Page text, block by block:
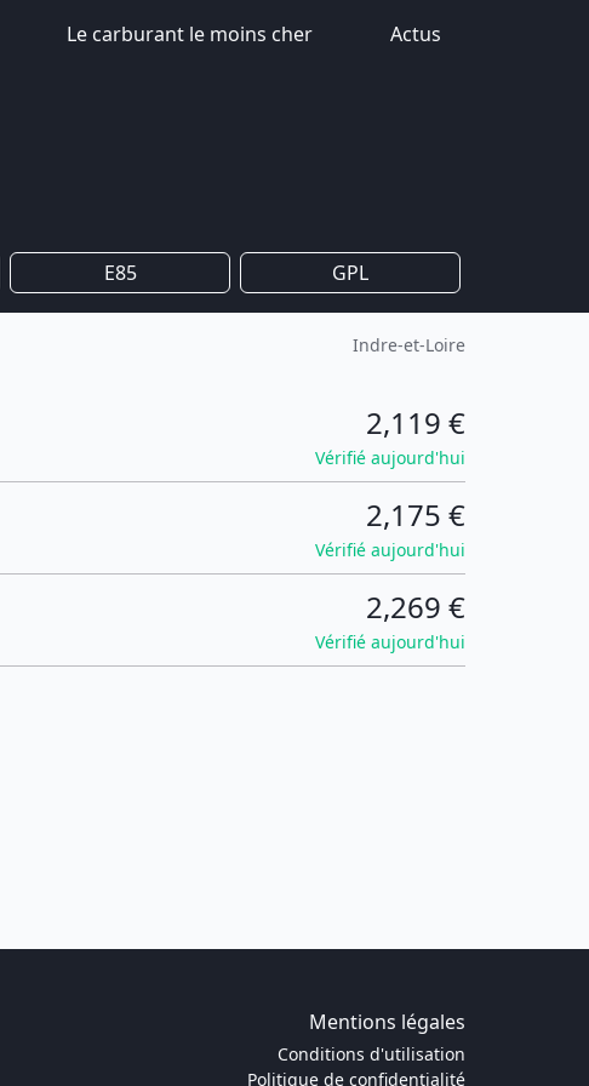
Le carburant le moins cher Actus
E85 GPL
Indre-et-Loire
2,119 €
Vérifié aujourd'hui
2,175 €
Vérifié aujourd'hui
2,269 €
Vérifié aujourd'hui
Mentions légales
Conditions d'utilisation
Politique de confidentialité